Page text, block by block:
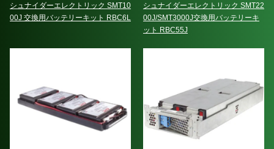
シュナイダーエレクトリック SMT10
00J 交換用バッテリーキット RBC6L
シュナイダーエレクトリック SMT22
00J/SMT3000J交換用バッテリーキ
ット RBC55J